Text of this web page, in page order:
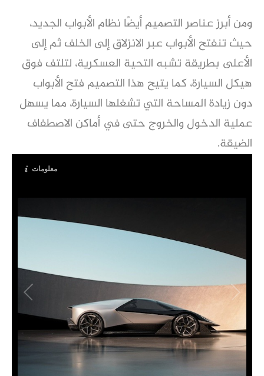
ومن أبرز عناصر التصميم أيضًا نظام الأبواب الجديد،
حيث تنفتح الأبواب عبر الانزلاق إلى الخلف ثم إلى
الأعلى بطريقة تشبه التحية العسكرية، لتلتف فوق
هيكل السيارة، كما يتيح هذا التصميم فتح الأبواب
دون زيادة المساحة التي تشغلها السيارة، مما يسهل
عملية الدخول والخروج حتى في أماكن الاصطفاف
الضيقة.
معلومات